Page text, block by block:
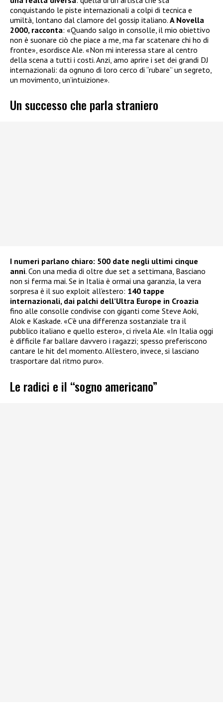
conquistando le piste internazionali a colpi di tecnica e
umiltà, lontano dal clamore del gossip italiano. A Novella
2000, racconta: «Quando salgo in consolle, il mio obiettivo
non è suonare ciò che piace a me, ma far scatenare chi ho di
fronte», esordisce Ale. «Non mi interessa stare al centro
della scena a tutti i costi. Anzi, amo aprire i set dei grandi DJ
internazionali: da ognuno di loro cerco di “rubare” un segreto,
un movimento, un’intuizione».
Un successo che parla straniero
I numeri parlano chiaro: 500 date negli ultimi cinque
anni. Con una media di oltre due set a settimana, Basciano
non si ferma mai. Se in Italia è ormai una garanzia, la vera
sorpresa è il suo exploit all’estero: 140 tappe
internazionali, dai palchi dell’Ultra Europe in Croazia
fino alle consolle condivise con giganti come Steve Aoki,
Alok e Kaskade. «C’è una differenza sostanziale tra il
pubblico italiano e quello estero», ci rivela Ale. «In Italia oggi
è difficile far ballare davvero i ragazzi; spesso preferiscono
cantare le hit del momento. All’estero, invece, si lasciano
trasportare dal ritmo puro».
Le radici e il “sogno americano”